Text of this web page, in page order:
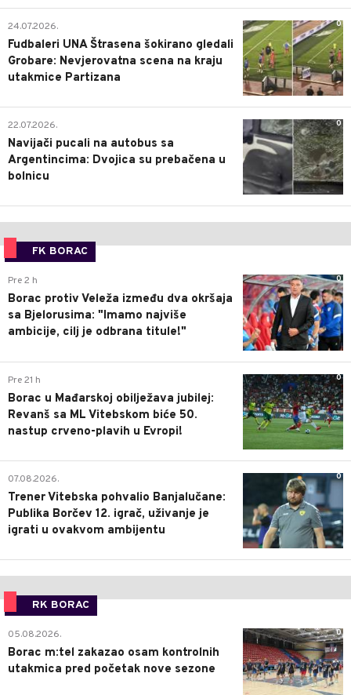
0
24.07.2026.
Fudbaleri UNA Štrasena šokirano gledali
Grobare: Nevjerovatna scena na kraju
utakmice Partizana
0
22.07.2026.
Navijači pucali na autobus sa
Argentincima: Dvojica su prebačena u
bolnicu
FK BORAC
0
Pre 2 h
Borac protiv Veleža između dva okršaja
sa Bjelorusima: "Imamo najviše
ambicije, cilj je odbrana titule!"
0
Pre 21 h
Borac u Mađarskoj obilježava jubilej:
Revanš sa ML Vitebskom biće 50.
nastup crveno-plavih u Evropi!
0
07.08.2026.
Trener Vitebska pohvalio Banjalučane:
Publika Borčev 12. igrač, uživanje je
igrati u ovakvom ambijentu
RK BORAC
0
05.08.2026.
Borac m:tel zakazao osam kontrolnih
utakmica pred početak nove sezone